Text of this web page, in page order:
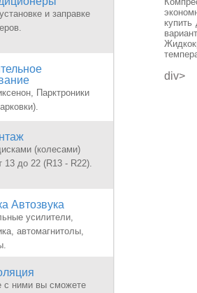
и заправке
Парктроники
(колесами)
13 до 22 (R13 - R22).
Автозвука
усилители,
автомагнитолы,
с ними вы сможете
div>